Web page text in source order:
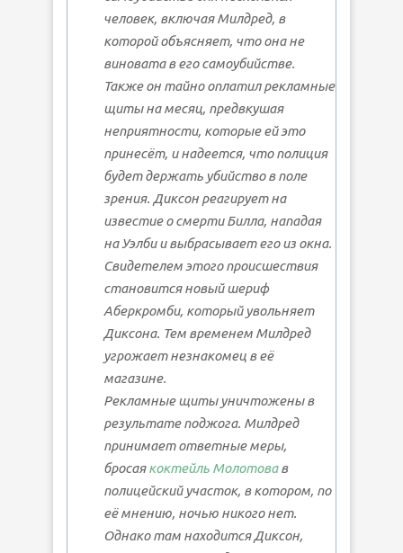
человек, включая Милдред, в
которой объясняет, что она не
виновата в его самоубийстве.
Также он тайно оплатил рекламные
щиты на месяц, предвкушая
неприятности, которые ей это
принесёт, и надеется, что полиция
будет держать убийство в поле
зрения. Диксон реагирует на
известие о смерти Билла, нападая
на Уэлби и выбрасывает его из окна.
Свидетелем этого происшествия
становится новый шериф
Аберкромби, который увольняет
Диксона. Тем временем Милдред
угрожает незнакомец в её
магазине.
Рекламные щиты уничтожены в
результате поджога. Милдред
принимает ответные меры,
бросаякоктейль Молотовав
полицейский участок, в котором, по
её мнению, ночью никого нет.
Однако там находится Диксон,